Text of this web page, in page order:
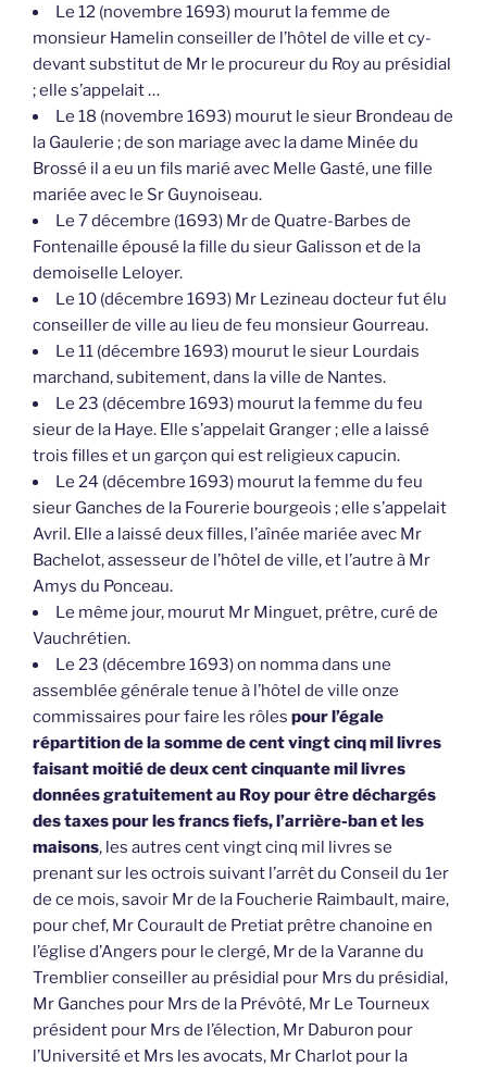
Le 12 (novembre 1693) mourut la femme de
monsieur Hamelin conseiller de l’hôtel de ville et cy-
devant substitut de Mr le procureur du Roy au présidial
; elle s’appelait …
Le 18 (novembre 1693) mourut le sieur Brondeau de
la Gaulerie ; de son mariage avec la dame Minée du
Brossé il a eu un fils marié avec Melle Gasté, une fille
mariée avec le Sr Guynoiseau.
Le 7 décembre (1693) Mr de Quatre-Barbes de
Fontenaille épousé la fille du sieur Galisson et de la
demoiselle Leloyer.
Le 10 (décembre 1693) Mr Lezineau docteur fut élu
conseiller de ville au lieu de feu monsieur Gourreau.
Le 11 (décembre 1693) mourut le sieur Lourdais
marchand, subitement, dans la ville de Nantes.
Le 23 (décembre 1693) mourut la femme du feu
sieur de la Haye. Elle s’appelait Granger ; elle a laissé
trois filles et un garçon qui est religieux capucin.
Le 24 (décembre 1693) mourut la femme du feu
sieur Ganches de la Fourerie bourgeois ; elle s’appelait
Avril. Elle a laissé deux filles, l’aînée mariée avec Mr
Bachelot, assesseur de l’hôtel de ville, et l’autre à Mr
Amys du Ponceau.
Le même jour, mourut Mr Minguet, prêtre, curé de
Vauchrétien.
Le 23 (décembre 1693) on nomma dans une
assemblée générale tenue à l’hôtel de ville onze
commissaires pour faire les rôles pour l’égale
répartition de la somme de cent vingt cinq mil livres
faisant moitié de deux cent cinquante mil livres
données gratuitement au Roy pour être déchargés
des taxes pour les francs fiefs, l’arrière-ban et les
maisons, les autres cent vingt cinq mil livres se
prenant sur les octrois suivant l’arrêt du Conseil du 1er
de ce mois, savoir Mr de la Foucherie Raimbault, maire,
pour chef, Mr Courault de Pretiat prêtre chanoine en
l’église d’Angers pour le clergé, Mr de la Varanne du
Tremblier conseiller au présidial pour Mrs du présidial,
Mr Ganches pour Mrs de la Prévôté, Mr Le Tourneux
président pour Mrs de l’élection, Mr Daburon pour
l’Université et Mrs les avocats, Mr Charlot pour la